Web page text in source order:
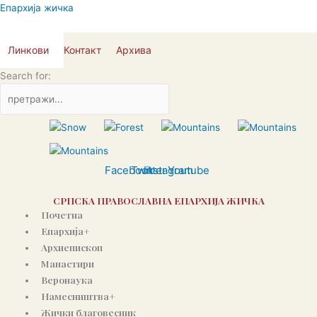
Skip
Епархија жичка
Линкови Контакт Архива
Search for:
Facebook
Twitter
Instagram
Youtube
СРПСКА ПРАВОСЛАВНА ЕПАРХИЈА ЖИЧКА
Почетна
Епархија+
Архиепископ
Манастири
Веронаука
Намесништва+
Жички благовесник